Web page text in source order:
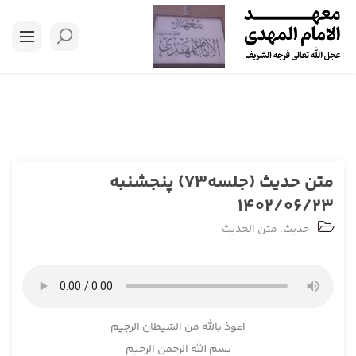
متن حدیث (جلسه73) پنجشنبه
1402/06/23
حدیث، متن الحدیث
اعوذ بالله من الشيطان الرجيم
بسم ­الله الرحمن الرحيم